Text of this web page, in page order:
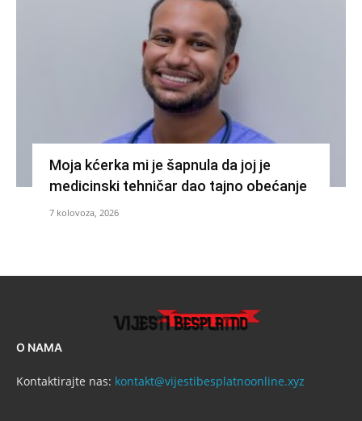
Moja kćerka mi je šapnula da joj je
medicinski tehničar dao tajno obećanje
7 kolovoza, 2026
O NAMA
Kontaktirajte nas: kontakt@vijestibesplatnoonline.xyz